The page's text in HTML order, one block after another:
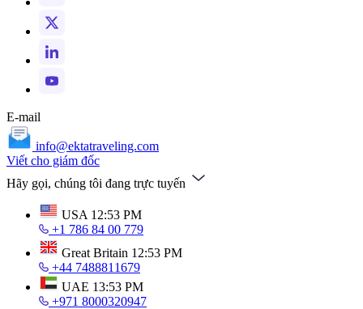
E-mail
info@ektatraveling.com
Viết cho giám đốc
Hãy gọi, chúng tôi đang trực tuyến
USA 12:53 PM
+1 786 84 00 779
Great Britain 12:53 PM
+44 7488811679
UAE 13:53 PM
+971 8000320947